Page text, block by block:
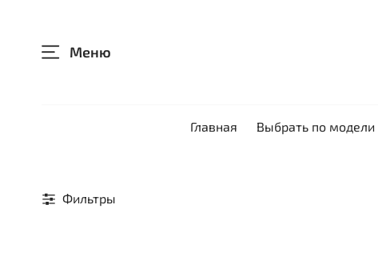
Меню
Главная Выбрать по модели
Фильтры